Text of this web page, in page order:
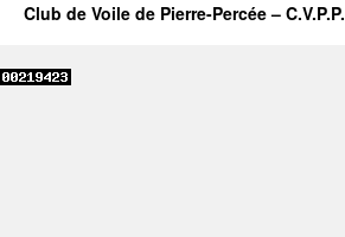
Club de Voile de Pierre-Percée – C.V.P.P.